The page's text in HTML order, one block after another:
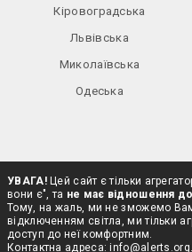
Кіровоградська
Львівська
Миколаївська
Одеська
УВАГА!Цей сайт є тільки
вони є", та не має відношення до
Тому, на жаль, ми не зможемо
відключенням світла, ми тільки
доступ до неї комфортним.
Контактна адреса: